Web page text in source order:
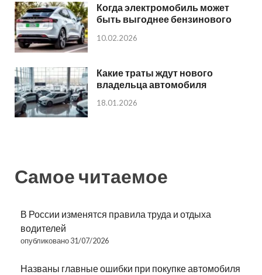
Когда электромобиль может
быть выгоднее бензинового
10.02.2026
Какие траты ждут нового
владельца автомобиля
18.01.2026
Самое читаемое
В России изменятся правила труда и отдыха
водителей
опубликовано 31/07/2026
Названы главные ошибки при покупке автомобиля